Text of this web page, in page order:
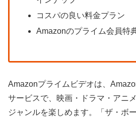
コスパの良い料金プラン
Amazonのプライム会員特
Amazonプライムビデオは、
サービスで、映画・ドラマ・アニ
ジャンルを楽しめます。「ザ・ボ